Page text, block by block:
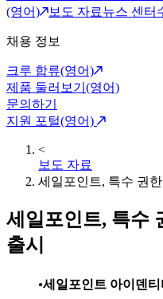
(영어)
보도 자료뉴스 센터
채용 정보
크루 합류(영어)
제품 둘러보기(영어)
문의하기
지원 포털(영어)
<
보도 자료
세일포인트, 특수 권
세일포인트, 특수
출시
세일포인트 아이덴